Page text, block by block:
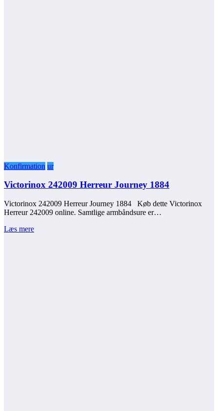
Konfirmation ur
Victorinox 242009 Herreur Journey 1884
Victorinox 242009 Herreur Journey 1884 Køb dette Victorinox
Herreur 242009 online. Samtlige armbåndsure er…
Læs mere